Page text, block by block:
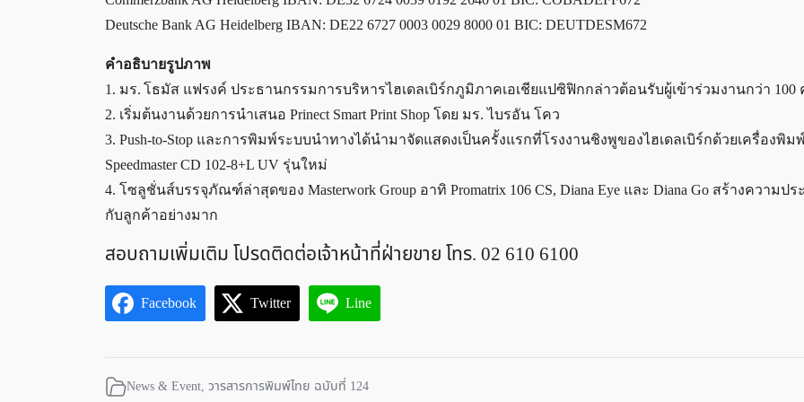
Deutsche Bank AG Heidelberg IBAN: DE22 6727 0003 0029 8000 01 BIC: DEUTDESM672
คำอธิบายรูปภาพ
1. มร. โธมัส แฟรงค์ ประธานกรรมการบริหารไฮเดลเบิร์กภูมิภาคเอเชียแปซิฟิกกล่าวต้อนรับผู้เข้าร่วมงานกว่า 100
2. เริ่มต้นงานด้วยการนำเสนอ Prinect Smart Print Shop โดย มร. ไบรอัน โคว
3. Push-to-Stop และการพิมพ์ระบบนำทางได้นำมาจัดแสดงเป็นครั้งแรกที่โรงงานชิงพูของไฮเดลเบิร์กด้วยเครื่องพิมพ์
Speedmaster CD 102-8+L UV รุ่นใหม่
4. โซลูชั่นส์บรรจุภัณฑ์ล่าสุดของ Masterwork Group อาทิ Promatrix 106 CS, Diana Eye และ Diana Go สร้างความปร
กับลูกค้าอย่างมาก
สอบถามเพิ่มเติม โปรดติดต่อเจ้าหน้าที่ฝ่ายขาย โทร. 02 610 6100
Facebook Twitter Line
News & Event, วารสารการพิมพ์ไทย ฉบับที่ 124